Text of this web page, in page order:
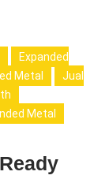
Expanded
Metal
Jual
Metal